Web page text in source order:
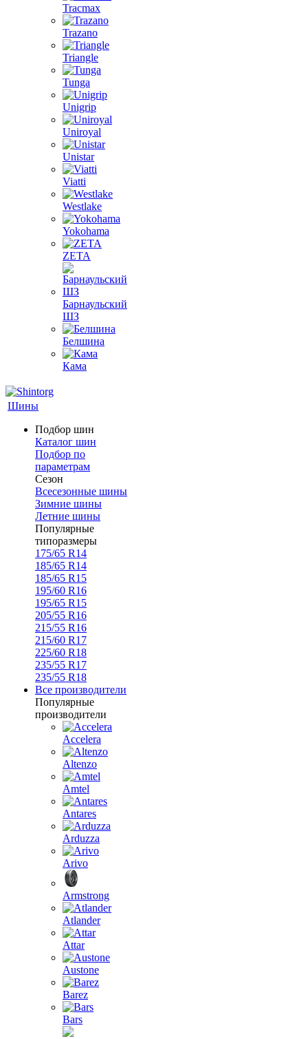
Tracmax
Trazano
Triangle
Tunga
Unigrip
Uniroyal
Unistar
Viatti
Westlake
Yokohama
ZETA
Барнаульский
ШЗ
Белшина
Кама
Шины
Подбор шин
Каталог шин
Подбор по
параметрам
Сезон
Всесезонные шины
Зимние шины
Летние шины
Популярные
типоразмеры
175/65 R14
185/65 R14
185/65 R15
195/60 R16
195/65 R15
205/55 R16
215/55 R16
215/60 R17
225/60 R18
235/55 R17
235/55 R18
Все производители
Популярные
производители
Accelera
Altenzo
Amtel
Antares
Arduzza
Arivo
Armstrong
Atlander
Attar
Austone
Barez
Bars